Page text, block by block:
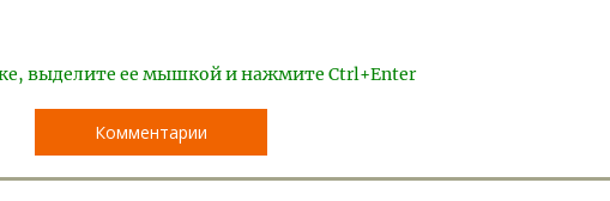
выделите ее мышкой и нажмите Ctrl+Enter
Комментарии